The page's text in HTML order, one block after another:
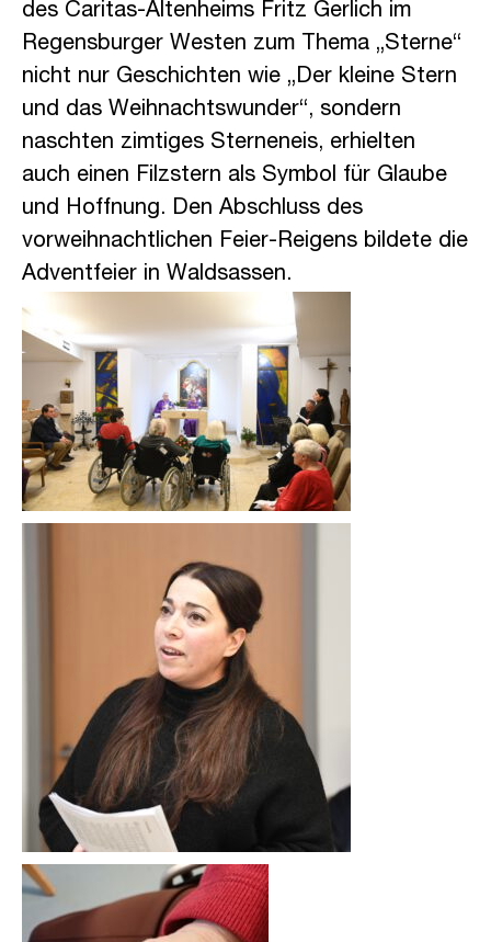
des Caritas-Altenheims Fritz Gerlich im
Regensburger Westen zum Thema „Sterne“
nicht nur Geschichten wie „Der kleine Stern
und das Weihnachtswunder“, sondern
naschten zimtiges Sterneneis, erhielten
auch einen Filzstern als Symbol für Glaube
und Hoffnung. Den Abschluss des
vorweihnachtlichen Feier-Reigens bildete die
Adventfeier in Waldsassen.